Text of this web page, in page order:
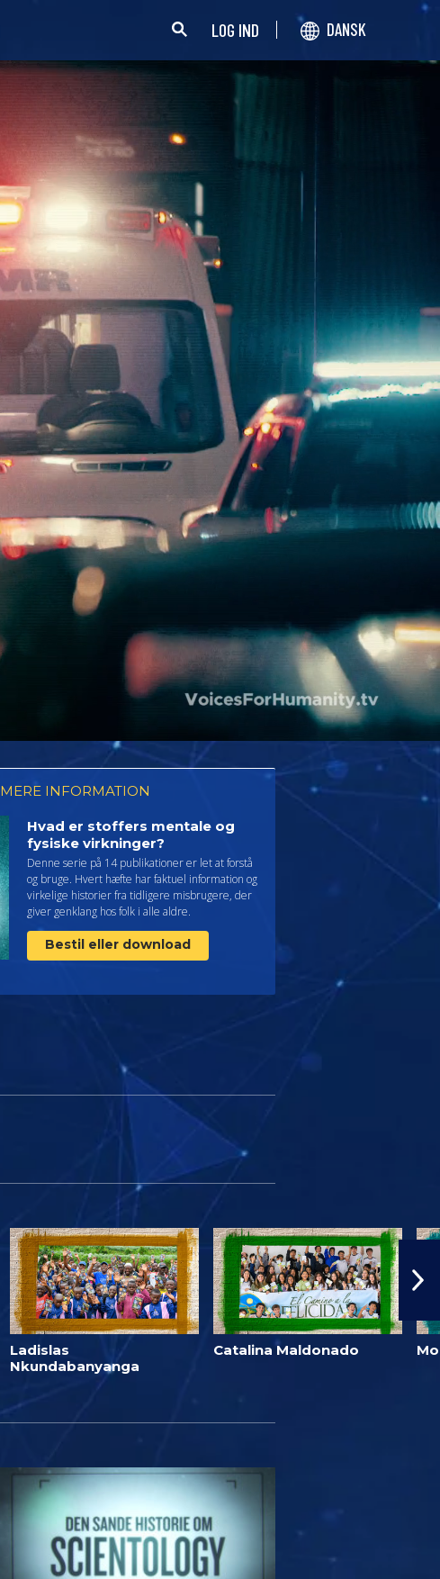
LOG IND DANSK
MERE INFORMATION
Hvad er stoffers mentale og
fysiske virkninger?
Denne serie på 14 publikationer er let at forstå
og bruge. Hvert hæfte har faktuel information og
virkelige historier fra tidligere misbrugere, der
giver genklang hos folk i alle aldre.
Bestil eller download
Ladislas
Nkundabanyanga
Catalina Maldonado